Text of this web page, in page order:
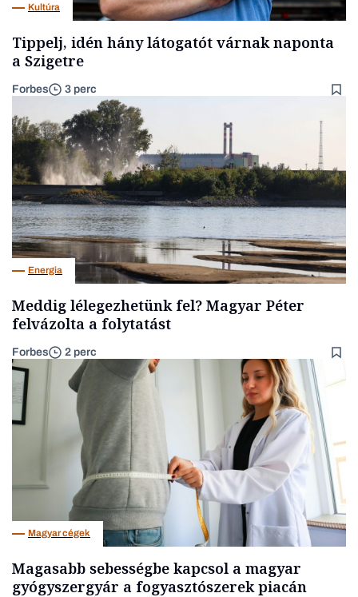
Kultúra
Tippelj, idén hány látogatót várnak naponta
a Szigetre
Forbes 3 perc
Energia
Meddig lélegezhetünk fel? Magyar Péter
felvázolta a folytatást
Forbes 2 perc
Magyar cégek
Magasabb sebességbe kapcsol a magyar
gyógyszergyár a fogyasztószerek piacán